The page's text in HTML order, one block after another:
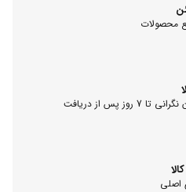
محصولات
پس از دریافت
اصلی